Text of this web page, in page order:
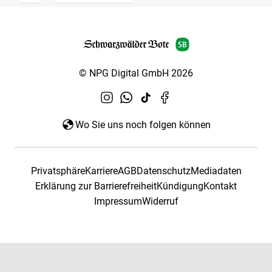
© NPG Digital GmbH 2026
Wo Sie uns noch folgen können
PrivatsphäreKarriereAGBDatenschutzMediadaten
Erklärung zur BarrierefreiheitKündigungKontakt
ImpressumWiderruf